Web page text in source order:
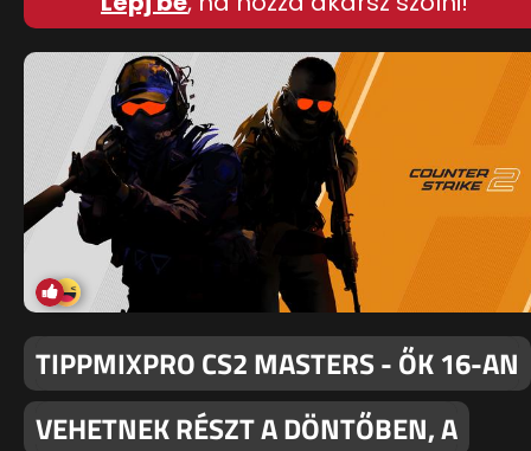
TIPPMIXPRO CS2 MASTERS - ŐK 16-AN
VEHETNEK RÉSZT A DÖNTŐBEN, A